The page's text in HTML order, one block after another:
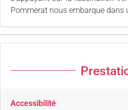
Pommerat nous embarque dans
Accessibilité